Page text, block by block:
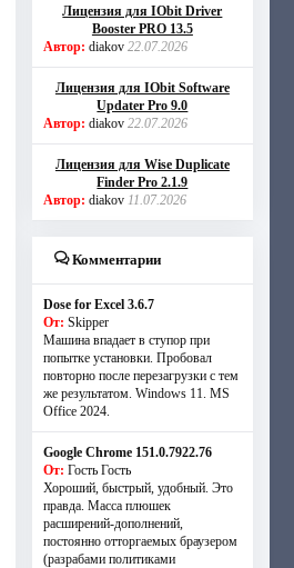
Лицензия для IObit Driver
Booster PRO 13.5
Автор: diakov 22.07.2026
Лицензия для IObit Software
Updater Pro 9.0
Автор: diakov 22.07.2026
Лицензия для Wise Duplicate
Finder Pro 2.1.9
Автор: diakov 11.07.2026
Комментарии
Dose for Excel 3.6.7
От: Skipper
Машина впадает в ступор при
попытке установки. Пробовал
повторно после перезагрузки с тем
же результатом. Windows 11. MS
Offiсe 2024.
Google Chrome 151.0.7922.76
От: Гость Гость
Хороший, быстрый, удобный. Это
правда. Масса плюшек
расширений-дополнений,
постоянно отторгаемых браузером
(разрабами политиками